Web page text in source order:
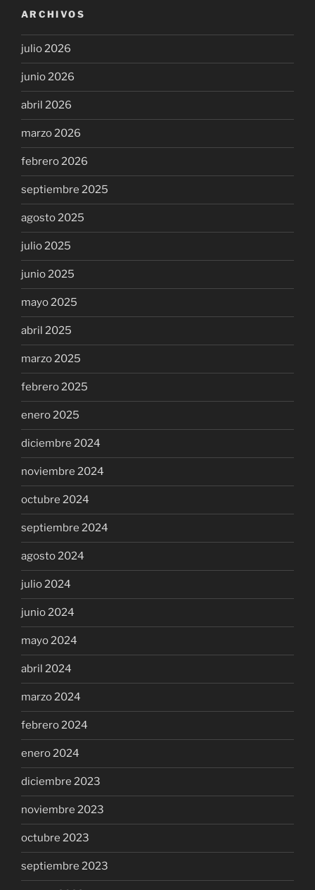
ARCHIVOS
julio 2026
junio 2026
abril 2026
marzo 2026
febrero 2026
septiembre 2025
agosto 2025
julio 2025
junio 2025
mayo 2025
abril 2025
marzo 2025
febrero 2025
enero 2025
diciembre 2024
noviembre 2024
octubre 2024
septiembre 2024
agosto 2024
julio 2024
junio 2024
mayo 2024
abril 2024
marzo 2024
febrero 2024
enero 2024
diciembre 2023
noviembre 2023
octubre 2023
septiembre 2023